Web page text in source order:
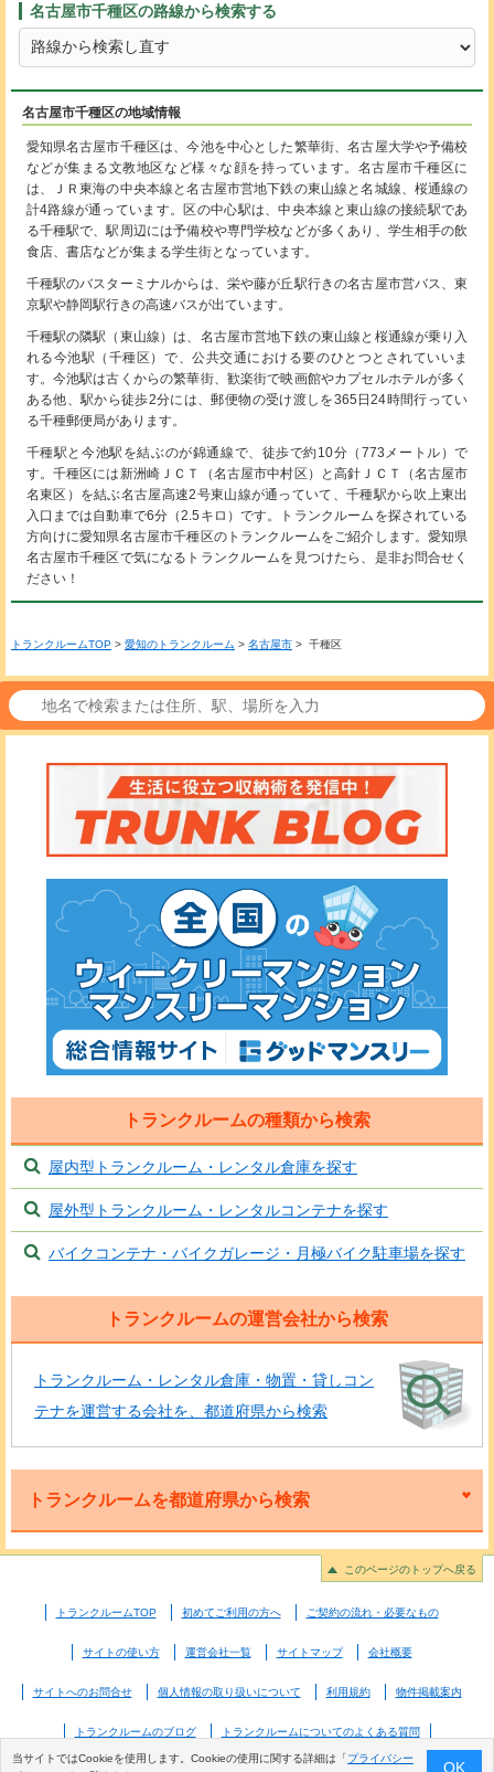
名古屋市千種区の路線から検索する
名古屋市千種区の地域情報
愛知県名古屋市千種区は、今池を中心とした繁華街、名古屋大学や予備校
などが集まる文教地区など様々な顔を持っています。名古屋市千種区に
は、ＪＲ東海の中央本線と名古屋市営地下鉄の東山線と名城線、桜通線の
計4路線が通っています。区の中心駅は、中央本線と東山線の接続駅であ
る千種駅で、駅周辺には予備校や専門学校などが多くあり、学生相手の飲
食店、書店などが集まる学生街となっています。
千種駅のバスターミナルからは、栄や藤が丘駅行きの名古屋市営バス、東
京駅や静岡駅行きの高速バスが出ています。
千種駅の隣駅（東山線）は、名古屋市営地下鉄の東山線と桜通線が乗り入
れる今池駅（千種区）で、公共交通における要のひとつとされていいま
す。今池駅は古くからの繁華街、歓楽街で映画館やカプセルホテルが多く
ある他、駅から徒歩2分には、郵便物の受け渡しを365日24時間行ってい
る千種郵便局があります。
千種駅と今池駅を結ぶのが錦通線で、徒歩で約10分（773メートル）で
す。千種区には新洲崎ＪＣＴ（名古屋市中村区）と高針ＪＣＴ（名古屋市
名東区）を結ぶ名古屋高速2号東山線が通っていて、千種駅から吹上東出
入口までは自動車で6分（2.5キロ）です。トランクルームを探されている
方向けに愛知県名古屋市千種区のトランクルームをご紹介します。愛知県
名古屋市千種区で気になるトランクルームを見つけたら、是非お問合せく
ださい！
トランクルームTOP > 愛知のトランクルーム > 名古屋市 > 千種区
トランクルームの種類から検索
屋内型トランクルーム・レンタル倉庫を探す
屋外型トランクルーム・レンタルコンテナを探す
バイクコンテナ・バイクガレージ・月極バイク駐車場を探す
トランクルームの運営会社から検索
トランクルーム・レンタル倉庫・物置・貸しコン
テナを運営する会社を、都道府県から検索
トランクルームを都道府県から検索
このページのトップへ戻る
トランクルームTOP 初めてご利用の方へ ご契約の流れ・必要なもの
サイトの使い方 運営会社一覧 サイトマップ 会社概要
サイトへのお問合せ 個人情報の取り扱いについて 利用規約 物件掲載案内
トランクルームのブログ トランクルームについてのよくある質問
当サイトではCookieを使用します。Cookieの使用に関する詳細は「プライバシー
OK